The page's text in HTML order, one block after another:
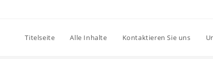
Titelseite Alle Inhalte Kontaktieren Sie uns